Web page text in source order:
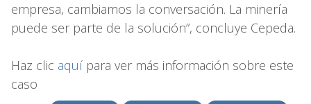
empresa, cambiamos la conversación. La minería
puede ser parte de la solución”, concluye Cepeda.
Haz clic aquí para ver más información sobre este
caso